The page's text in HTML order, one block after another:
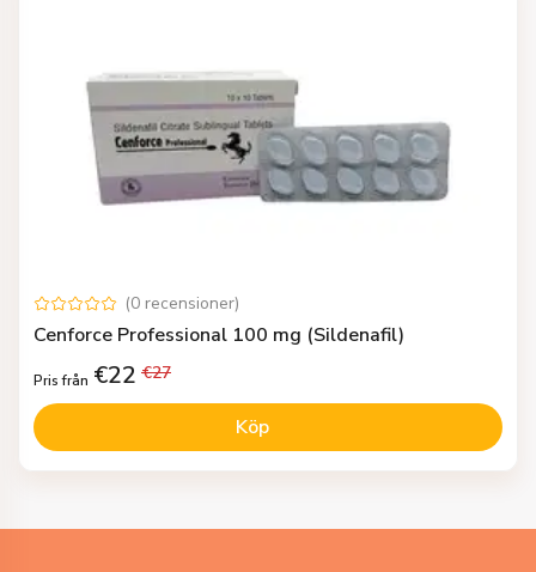
(0 recensioner)
Cenforce Professional 100 mg (Sildenafil)
Pris från €22 €27
Köp